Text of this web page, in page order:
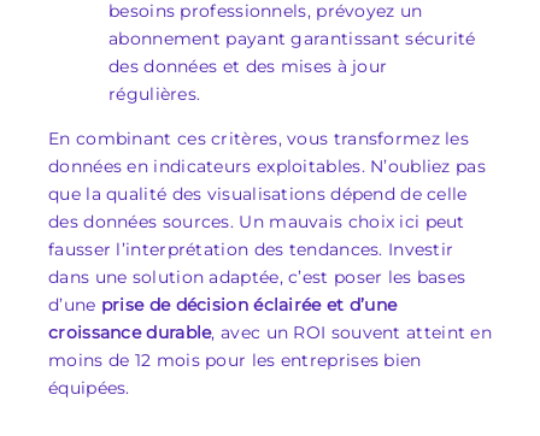
besoins professionnels, prévoyez un
abonnement payant garantissant sécurité
des données et des mises à jour
régulières.
En combinant ces critères, vous transformez les
données en indicateurs exploitables. N’oubliez pas
que la qualité des visualisations dépend de celle
des données sources. Un mauvais choix ici peut
fausser l’interprétation des tendances. Investir
dans une solution adaptée, c’est poser les bases
d’une prise de décision éclairée et d’une
croissance durable, avec un ROI souvent atteint en
moins de 12 mois pour les entreprises bien
équipées.